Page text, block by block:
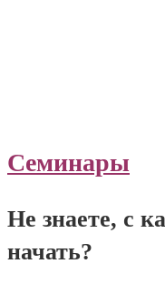
Семинары
Не знаете, с
начать?